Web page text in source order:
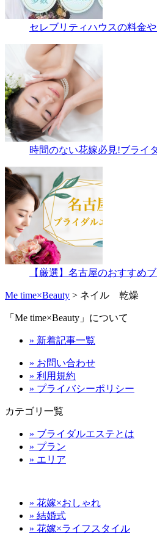
セレブリティハウスの料金
時間のない花嫁必見!ブライ
【厳選】名古屋のおすすめ
Me time×Beauty > ネイル 乾燥
「Me time×Beauty」について
» 新着記事一覧
» お問い合わせ
» 利用規約
» プライバシーポリシー
カテゴリ一覧
» ブライダルエステとは
» プラン
» エリア
» 花嫁×おしゃれ
» 結婚式
» 花嫁×ライフスタイル